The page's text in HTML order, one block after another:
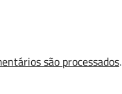
são processados.